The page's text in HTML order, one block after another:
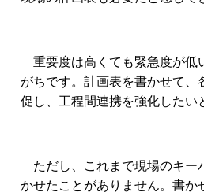
重要度は高くても緊急度が低
がちです。計画表を書かせて、
促し、工程間連携を強化したい
ただし、これまで現場のキー
かせたことがありません。書か